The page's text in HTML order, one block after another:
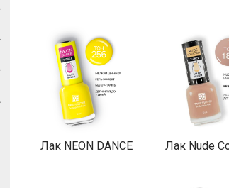
Лак NEON DANCE Лак Nude